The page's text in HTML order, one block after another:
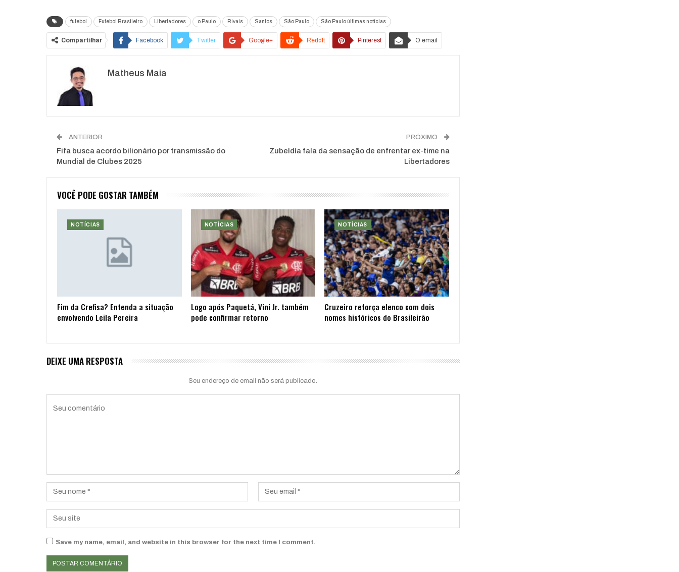
futebol Futebol Brasileiro Libertadores o Paulo Rivais Santos São Paulo São Paulo últimas notícias
Compartilhar Facebook Twitter Google+ ReddIt Pinterest O email
Matheus Maia
ANTERIOR
Fifa busca acordo bilionário por transmissão do
Mundial de Clubes 2025
PRÓXIMO
Zubeldía fala da sensação de enfrentar ex-time na
Libertadores
VOCÊ PODE GOSTAR TAMBÉM
NOTÍCIAS
Fim da Crefisa? Entenda a situação
envolvendo Leila Pereira
NOTÍCIAS
Logo após Paquetá, Vini Jr. também
pode confirmar retorno
NOTÍCIAS
Cruzeiro reforça elenco com dois
nomes históricos do Brasileirão
DEIXE UMA RESPOSTA
Seu endereço de email não será publicado.
Save my name, email, and website in this browser for the next time I comment.